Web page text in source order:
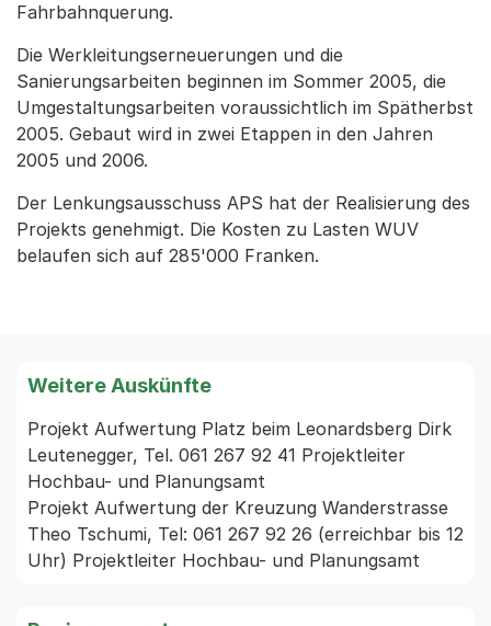
Fahrbahnquerung.
Die Werkleitungserneuerungen und die
Sanierungsarbeiten beginnen im Sommer 2005, die
Umgestaltungsarbeiten voraussichtlich im Spätherbst
2005. Gebaut wird in zwei Etappen in den Jahren
2005 und 2006.
Der Lenkungsausschuss APS hat der Realisierung des
Projekts genehmigt. Die Kosten zu Lasten WUV
belaufen sich auf 285'000 Franken.
Weitere Auskünfte
Projekt Aufwertung Platz beim Leonardsberg Dirk
Leutenegger, Tel. 061 267 92 41 Projektleiter
Hochbau- und Planungsamt
Projekt Aufwertung der Kreuzung Wanderstrasse
Theo Tschumi, Tel: 061 267 92 26 (erreichbar bis 12
Uhr) Projektleiter Hochbau- und Planungsamt